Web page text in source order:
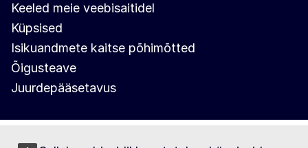
Keeled meie veebisaitidel
Küpsised
Isikuandmete kaitse põhimõtted
Õigusteave
Juurdepääsetavus